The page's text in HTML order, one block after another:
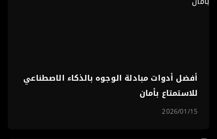
أفضل أدوات مبادلة الوجوه بالذكاء الاصطناعي
للاستمتاع بأمان
2026/01/15